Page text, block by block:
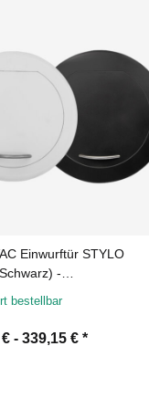
Einwurftür STYLO
-
bestellbar
- 339,15 € *